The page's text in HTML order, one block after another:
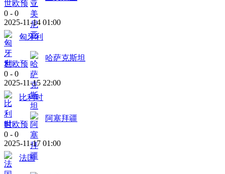
世欧预
0 - 0
2025-11-14 01:00
匈牙利
世欧预
哈萨克斯坦
0 - 0
2025-11-15 22:00
比利时
世欧预
阿塞拜疆
0 - 0
2025-11-17 01:00
法国